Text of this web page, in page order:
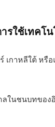
รใช้เทคโ
กาหลีใต้ หรื
ในชนบทของ